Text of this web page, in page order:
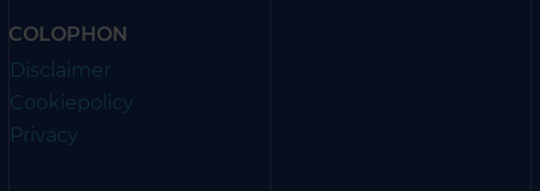
COLOPHON
Disclaimer
Cookiepolicy
Privacy